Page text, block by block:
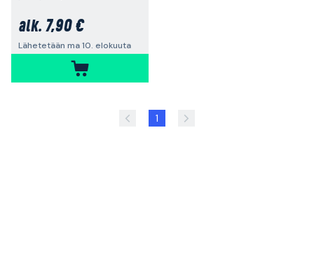
alk. 7,90 €
Lähetetään ma 10. elokuuta
1